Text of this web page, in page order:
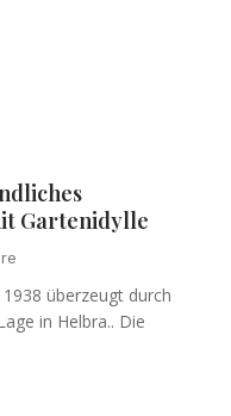
Gartenidylle
überzeugt durch
in Helbra.. Die